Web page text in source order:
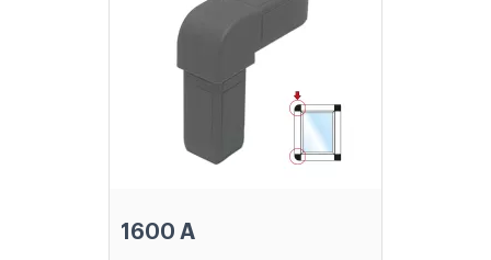
1600 A